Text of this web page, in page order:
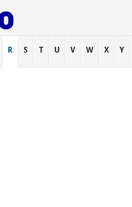
R S T U V W X Y